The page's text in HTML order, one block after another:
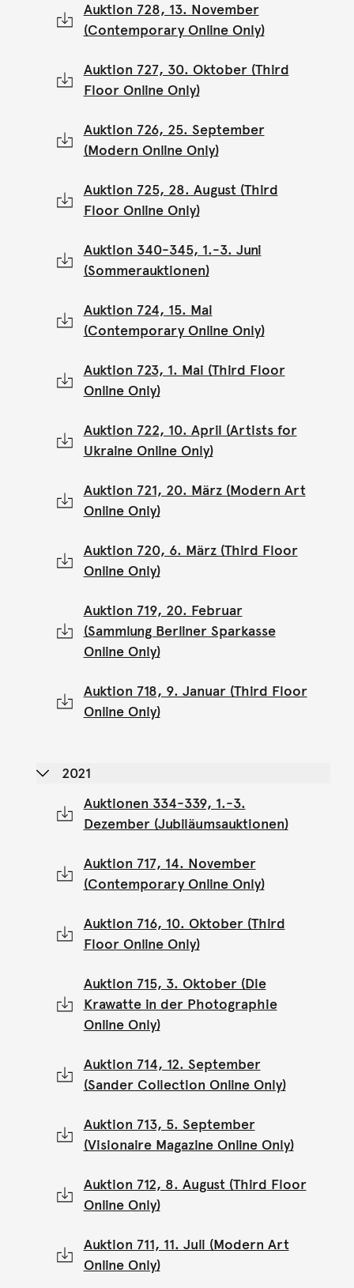
Auktion 728, 13. November
(Contemporary Online Only)
Auktion 727, 30. Oktober (Third
Floor Online Only)
Auktion 726, 25. September
(Modern Online Only)
Auktion 725, 28. August (Third
Floor Online Only)
Auktion 340-345, 1.-3. Juni
(Sommerauktionen)
Auktion 724, 15. Mai
(Contemporary Online Only)
Auktion 723, 1. Mai (Third Floor
Online Only)
Auktion 722, 10. April (Artists for
Ukraine Online Only)
Auktion 721, 20. März (Modern Art
Online Only)
Auktion 720, 6. März (Third Floor
Online Only)
Auktion 719, 20. Februar
(Sammlung Berliner Sparkasse
Online Only)
Auktion 718, 9. Januar (Third Floor
Online Only)
2021
Auktionen 334-339, 1.-3.
Dezember (Jubiläumsauktionen)
Auktion 717, 14. November
(Contemporary Online Only)
Auktion 716, 10. Oktober (Third
Floor Online Only)
Auktion 715, 3. Oktober (Die
Krawatte in der Photographie
Online Only)
Auktion 714, 12. September
(Sander Collection Online Only)
Auktion 713, 5. September
(Visionaire Magazine Online Only)
Auktion 712, 8. August (Third Floor
Online Only)
Auktion 711, 11. Juli (Modern Art
Online Only)